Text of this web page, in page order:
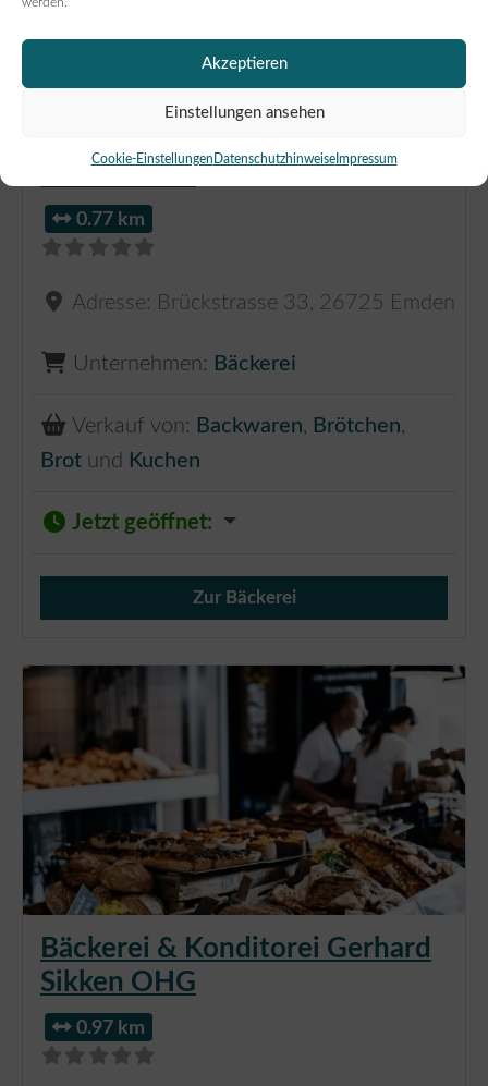
Akzeptieren
Einstellungen ansehen
Cookie-Einstellungen DatenschutzhinweiseImpressum
Sikken OHG
0.77 km
Adresse: Brückstrasse 33 , 26725 Emden
Unternehmen: Bäckerei
Verkauf von: Backwaren, Brötchen,
Brot und Kuchen
Jetzt geöffnet:
Verkauf von Brötchen,
Zur Bäckerei
Bäckerei & Konditorei Gerhard
Sikken OHG
0.97 km